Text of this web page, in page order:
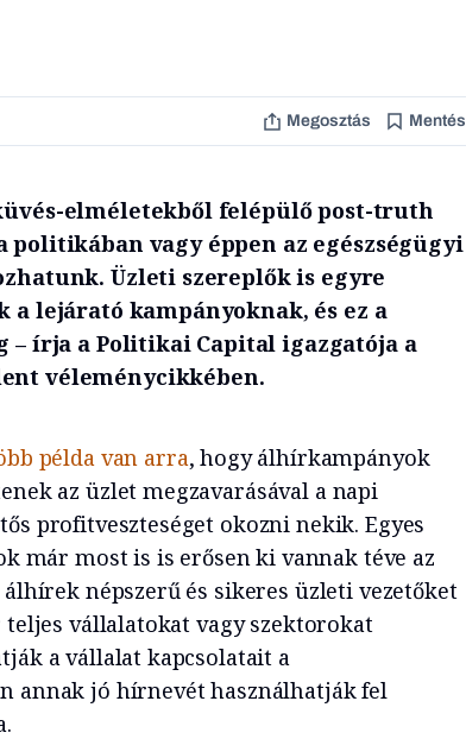
Megosztás Mentés
elméletekből felépülő post-truth
vagy éppen az egészségügyi
Üzleti szereplők is egyre
lejárató kampányoknak, és ez a
– írja a Politikai Capital igazgatója a
véleménycikkében.
példa van arra, hogy álhírkampányok
az üzlet megzavarásával a napi
profitveszteséget okozni nekik. Egyes
már most is is erősen ki vannak téve az
népszerű és sikeres üzleti vezetőket
vállalatokat vagy szektorokat
a vállalat kapcsolatait a
annak jó hírnevét használhatják fel